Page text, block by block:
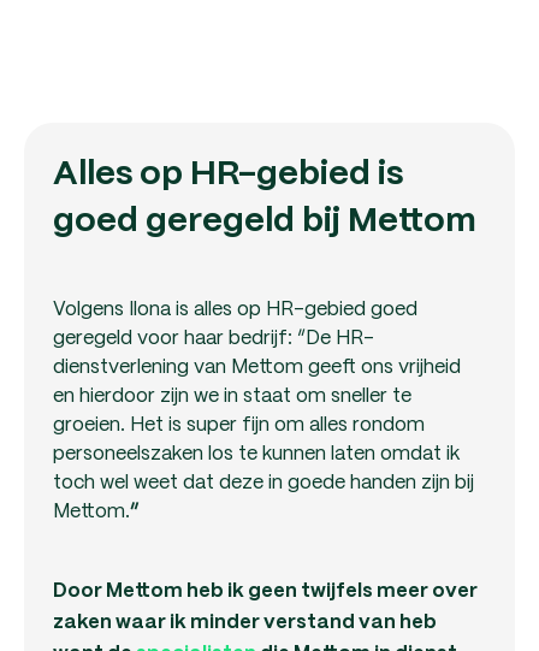
Alles op HR-gebied is
goed geregeld bij Mettom
Volgens Ilona is alles op HR-gebied goed
geregeld voor haar bedrijf: “De HR-
dienstverlening van Mettom geeft ons vrijheid
en hierdoor zijn we in staat om sneller te
groeien. Het is super fijn om alles rondom
personeelszaken los te kunnen laten omdat ik
toch wel weet dat deze in goede handen zijn bij
Mettom.”
Door Mettom heb ik geen twijfels meer over
zaken waar ik minder verstand van heb